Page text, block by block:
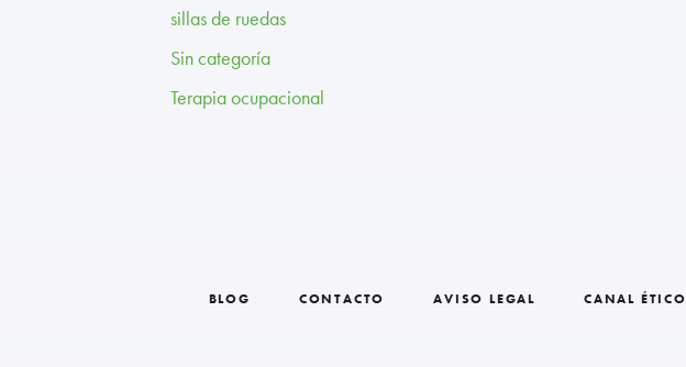
sillas de ruedas
Sin categoría
Terapia ocupacional
BLOG CONTACTO AVISO LEGAL CANAL ÉTICO